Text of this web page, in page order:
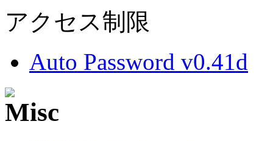
アクセス制限
Auto Password v0.41d